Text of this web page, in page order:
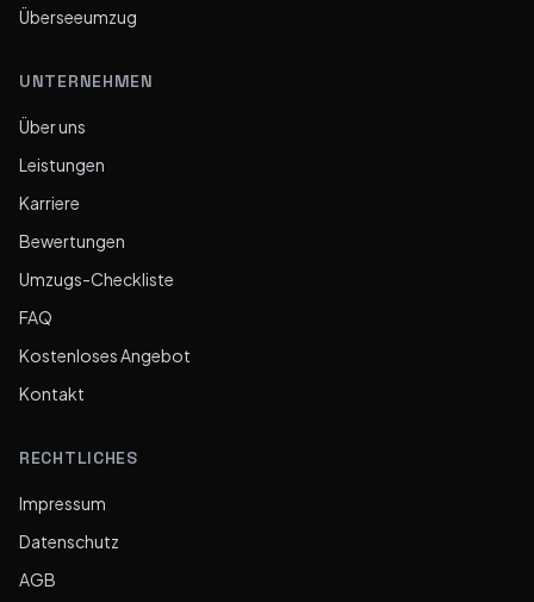
Überseeumzug
UNTERNEHMEN
Über uns
Leistungen
Karriere
Bewertungen
Umzugs-Checkliste
FAQ
Kostenloses Angebot
Kontakt
RECHTLICHES
Impressum
Datenschutz
AGB